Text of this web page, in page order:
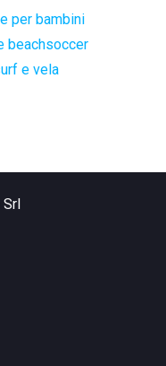
per bambini
beachsoccer
e vela
Srl